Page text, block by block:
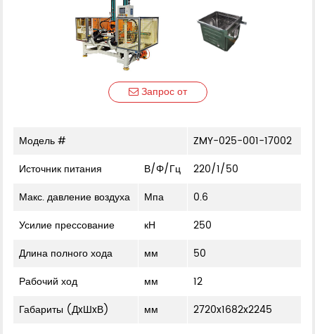
Запрос от
Модель #
ZMY-025-001-17002
Источник питания
В/Φ/Гц
220/1/50
Макс. давление воздуха
Мпа
0.6
Усилие прессование
кН
250
Длина полного хода
мм
50
Рабочий ход
мм
12
Габариты (ДxШxВ)
мм 2720x1682x2245